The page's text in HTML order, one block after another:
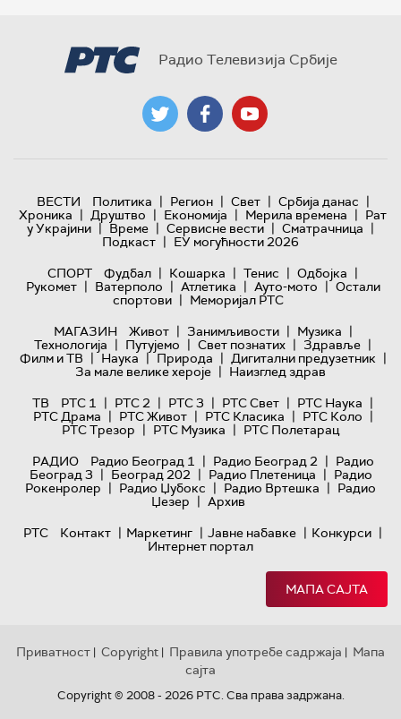
Радио Телевизија Србије
ВЕСТИ Политика | Регион | Свет | Србија данас |
Хроника | Друштво | Економија | Мерила времена | Рат
у Украјини | Време | Сервисне вести | Сматрачница |
Подкаст | ЕУ могућности 2026
СПОРТ
Фудбал | Кошарка | Тенис | Одбојка |
Рукомет | Ватерполо | Атлетика | Ауто-мото | Остали
спортови | Меморијал РТС
МАГАЗИН
Живот | Занимљивости | Музика |
Технологијa | Путујемо | Свет познатих | Здравље |
Филм и ТВ | Наука | Природа | Дигитални предузетник |
За мале велике хероје | Наизглед здрав
ТВ
РТС 1 | РТС 2 | РТС 3 | РТС Свет | РТС Наука |
РТС Драма | РТС Живот | РТС Класика | РТС Коло |
РТС Трезор | РТС Музика | РТС Полетарац
РАДИО
Радио Београд 1 | Радио Београд 2 | Радио
Београд 3 | Београд 202 | Радио Плетеница | Радио
Рокенролер | Радио Џубокс | Радио Вртешка | Радио
Џезер | Архив
РТС
Контакт | Маркетинг | Јавне набавке | Конкурси |
Интернет портал
МАПА САЈТА
Приватност | Copyright | Правила употребе садржаја | Мапа
сајта
Copyright © 2008 - 2026 РТС. Сва права задржана.